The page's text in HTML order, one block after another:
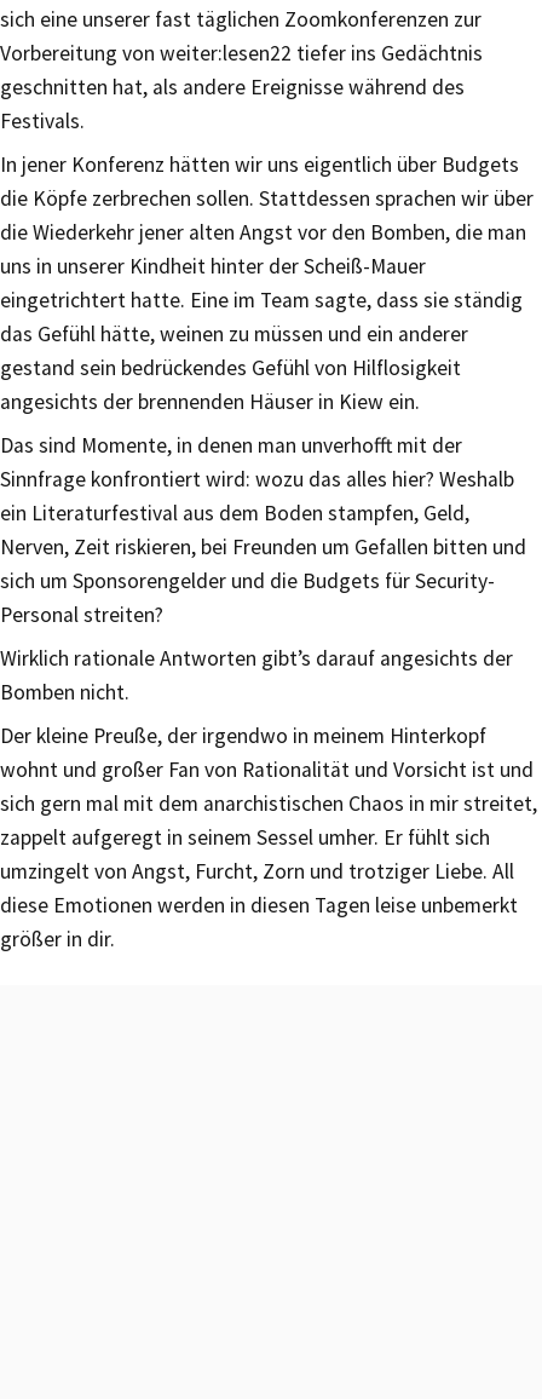
sich eine unserer fast täglichen Zoomkonferenzen zur
Vorbereitung von weiter:lesen22 tiefer ins Gedächtnis
geschnitten hat, als andere Ereignisse während des
Festivals.
In jener Konferenz hätten wir uns eigentlich über Budgets
die Köpfe zerbrechen sollen. Stattdessen sprachen wir über
die Wiederkehr jener alten Angst vor den Bomben, die man
uns in unserer Kindheit hinter der Scheiß-Mauer
eingetrichtert hatte. Eine im Team sagte, dass sie ständig
das Gefühl hätte, weinen zu müssen und ein anderer
gestand sein bedrückendes Gefühl von Hilflosigkeit
angesichts der brennenden Häuser in Kiew ein.
Das sind Momente, in denen man unverhofft mit der
Sinnfrage konfrontiert wird: wozu das alles hier? Weshalb
ein Literaturfestival aus dem Boden stampfen, Geld,
Nerven, Zeit riskieren, bei Freunden um Gefallen bitten und
sich um Sponsorengelder und die Budgets für Security-
Personal streiten?
Wirklich rationale Antworten gibt’s darauf angesichts der
Bomben nicht.
Der kleine Preuße, der irgendwo in meinem Hinterkopf
wohnt und großer Fan von Rationalität und Vorsicht ist und
sich gern mal mit dem anarchistischen Chaos in mir streitet,
zappelt aufgeregt in seinem Sessel umher. Er fühlt sich
umzingelt von Angst, Furcht, Zorn und trotziger Liebe. All
diese Emotionen werden in diesen Tagen leise unbemerkt
größer in dir.